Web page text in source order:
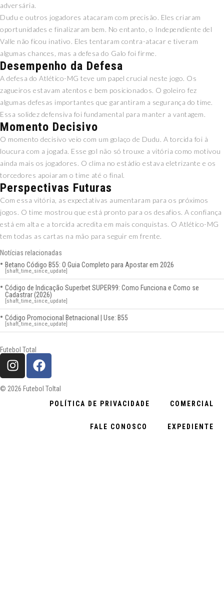
adversária.
Dudu e outros jogadores atacaram com precisão. Eles criaram
oportunidades e finalizaram bem. No entanto, o Independiente del
Valle não ficou inativo. Eles tentaram contra-atacar e tiveram
algumas chances, mas a defesa do Galo foi firme.
Desempenho da Defesa
A defesa do Atlético-MG teve um papel crucial neste jogo. Os
zagueiros estavam atentos e bem posicionados. O goleiro fez
algumas defesas importantes que garantiram a segurança do time.
Essa solidez defensiva foi fundamental para manter a vantagem.
Momento Decisivo
O momento decisivo veio com um golaço de Dudu. A torcida foi à
loucura com a jogada. Esse gol não só trouxe a vitória como motivou
ainda mais os jogadores. O clima no estádio estava eletrizante e os
torcedores apoiaram o time até o final.
Perspectivas Futuras
Com essa vitória, as expectativas aumentaram para os próximos
jogos. O time mostrou que está pronto para os desafios. A confiança
está em alta e a torcida acredita em mais conquistas. O Atlético-MG
tem todas as cartas na mão para seguir em frente.
Notícias relacionadas
Betano Código B55: O Guia Completo para Apostar em 2026
[shaft_time_since_update]
Código de Indicação Superbet SUPER99: Como Funciona e Como se
Cadastrar (2026)
[shaft_time_since_update]
Código Promocional Betnacional | Use: B55
[shaft_time_since_update]
Futebol Total
© 2026 Futebol Toltal
POLÍTICA DE PRIVACIDADE
COMERCIAL
FALE CONOSCO EXPEDIENTE